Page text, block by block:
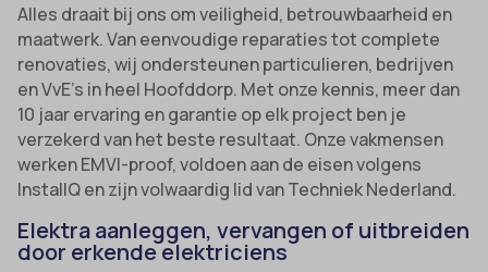
Alles draait bij ons om veiligheid, betrouwbaarheid en
maatwerk. Van eenvoudige reparaties tot complete
renovaties, wij ondersteunen particulieren, bedrijven
en VvE’s in heel Hoofddorp. Met onze kennis, meer dan
10 jaar ervaring en garantie op elk project ben je
verzekerd van het beste resultaat. Onze vakmensen
werken EMVI-proof, voldoen aan de eisen volgens
InstallQ en zijn volwaardig lid van Techniek Nederland.
Elektra aanleggen, vervangen of uitbreiden
door erkende elektriciens